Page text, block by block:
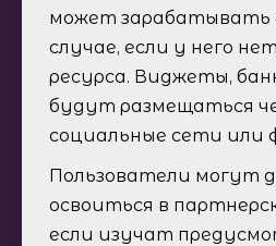
может зарабатывать
случае, если у него
ресурса. Виджеты,
будут размещаться
социальные сети или
Пользователи могут
освоиться в
если изучат